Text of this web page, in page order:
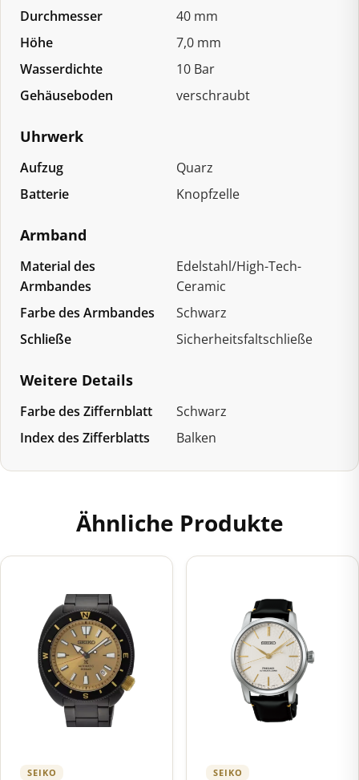
Durchmesser
40 mm
Höhe
7,0 mm
Wasserdichte
10 Bar
Gehäuseboden
verschraubt
Uhrwerk
Aufzug
Quarz
Batterie
Knopfzelle
Armband
Material des
Armbandes
Edelstahl/High-Tech-
Ceramic
Farbe des Armbandes
Schwarz
Schließe
Sicherheitsfaltschließe
Weitere Details
Farbe des Ziffernblatt
Schwarz
Index des Zifferblatts
Balken
Ähnliche Produkte
SEIKO SEIKO